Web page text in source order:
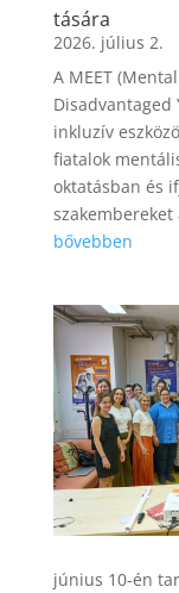
tására
2026. július 2.
A MEET
Disadvantaged
inkluzív
fiatalok
oktatásban és
bővebben
június 10-én